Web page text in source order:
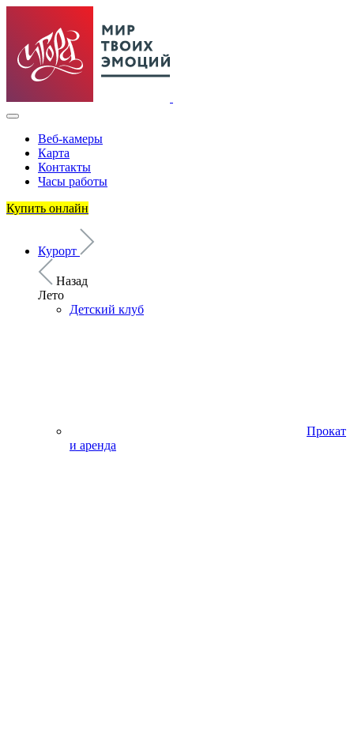
Веб-камеры
Карта
Контакты
Часы работы
Купить онлайн
Курорт
Назад
Лето
Детский клуб
Прокат
и аренда